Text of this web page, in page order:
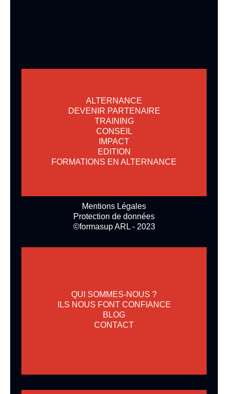
ALTERNANCE
DEVENIR PARTENAIRE
TRAINING
CONSEIL
IMPACT
EDITION
FORMATIONS EN ALTERNANCE
Mentions Légales
Protection de données
©formasup ARL - 2023
QUI SOMMES-NOUS ?
ILS NOUS FONT CONFIANCE
BLOG
CONTACT